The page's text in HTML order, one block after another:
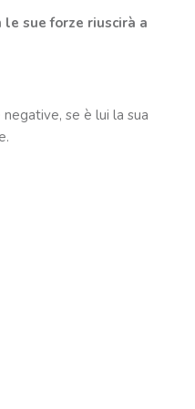
le sue forze riuscirà a
se è lui la sua